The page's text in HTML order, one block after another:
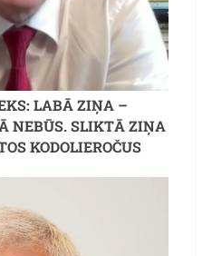
LABĀ ZIŅA –
NEBŪS. SLIKTĀ ZIŅA
KODOLIEROČUS